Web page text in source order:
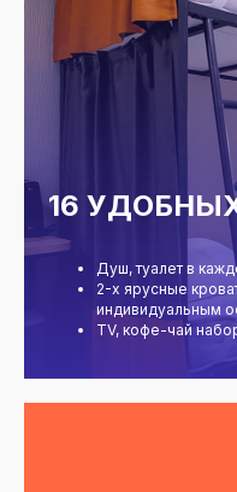
16
Душ, туалет в
2-х ярусные
индивидуальным
TV, кофе-чай